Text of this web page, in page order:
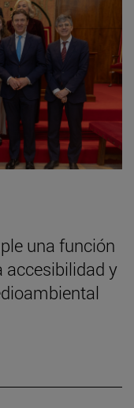
una función
accesibilidad y